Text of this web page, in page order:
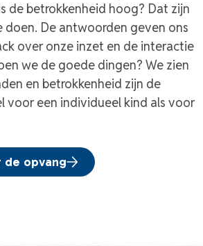
de betrokkenheid hoog? Dat zijn
doen. De antwoorden geven ons
over onze inzet en de interactie
we de goede dingen? We zien
en betrokkenheid zijn de
voor een individueel kind als voor
de opvang